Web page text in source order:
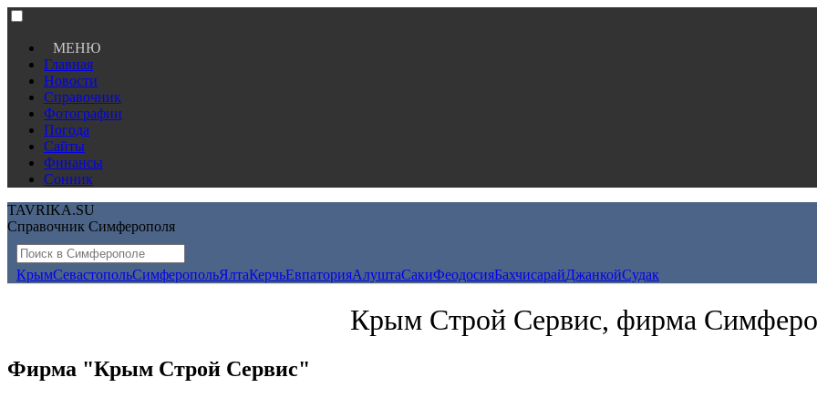
МЕНЮ
Главная
Новости
Справочник
Фотографии
Погода
Сайты
Финансы
Сонник
TAVRIKA.SU
Справочник Симферополя
КрымСевастопольСимферопольЯлтаКерчьЕвпаторияАлуштаСакиФеодосияБахчисарайДжанкойСудак
Крым Строй Сервис, фирма
Фирма "Крым Строй Сервис"